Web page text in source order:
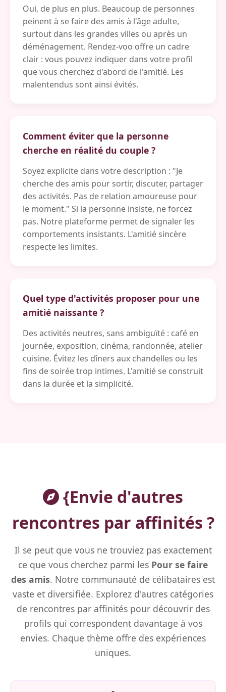
Oui, de plus en plus. Beaucoup de personnes
peinent à se faire des amis à l'âge adulte,
surtout dans les grandes villes ou après un
déménagement. Rendez-voo offre un cadre
clair : vous pouvez indiquer dans votre profil
que vous cherchez d'abord de l'amitié. Les
malentendus sont ainsi évités.
Comment éviter que la personne
cherche en réalité du couple ?
Soyez explicite dans votre description : "Je
cherche des amis pour sortir, discuter, partager
des activités. Pas de relation amoureuse pour
le moment." Si la personne insiste, ne forcez
pas. Notre plateforme permet de signaler les
comportements insistants. L'amitié sincère
respecte les limites.
Quel type d'activités proposer pour une
amitié naissante ?
Des activités neutres, sans ambiguïté : café en
journée, exposition, cinéma, randonnée, atelier
cuisine. Évitez les dîners aux chandelles ou les
fins de soirée trop intimes. L'amitié se construit
dans la durée et la simplicité.
{Envie d'autres
rencontres par affinités ?
Il se peut que vous ne trouviez pas exactement
ce que vous cherchez parmi les Pour se faire
des amis. Notre communauté de célibataires est
vaste et diversifiée. Explorez d'autres catégories
de rencontres par affinités pour découvrir des
profils qui correspondent davantage à vos
envies. Chaque thème offre des expériences
uniques.